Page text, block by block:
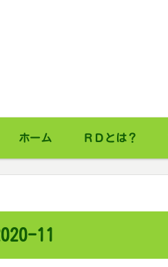
ホーム ＲＤとは？
11